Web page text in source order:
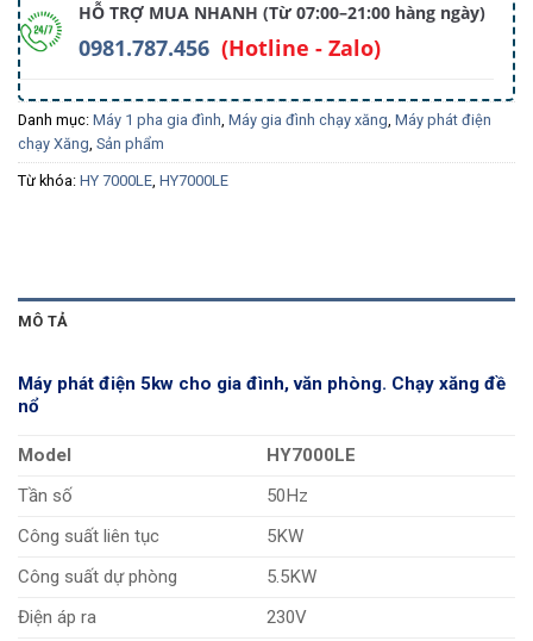
HỖ TRỢ MUA NHANH (Từ 07:00–21:00 hàng ngày)
0981.787.456 (Hotline - Zalo)
Danh mục: Máy 1 pha gia đình, Máy gia đình chạy xăng, Máy phát điện
chạy Xăng, Sản phẩm
Từ khóa: HY 7000LE, HY7000LE
MÔ TẢ
Máy phát điện 5kw cho gia đình, văn phòng. Chạy xăng đề
nổ
Model
HY7000LE
Tần số
50Hz
Công suất liên tục
5KW
Công suất dự phòng
5.5KW
Điện áp ra
230V